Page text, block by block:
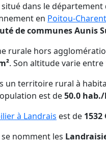
situé dans le département
en Poitou-
de communes Aunis
rurale hors
. Son altitude varie entre
un territoire rural à
est de50.0
à Landrais est de 1532
nomment les